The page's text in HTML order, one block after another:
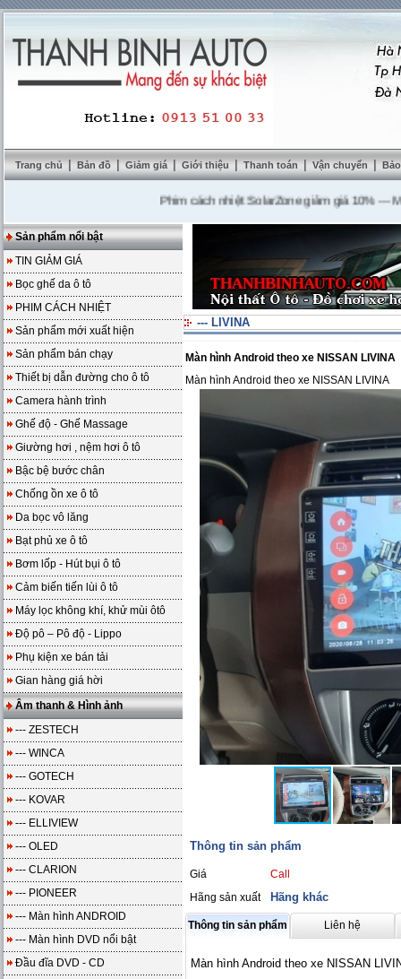
Trang chủ | Bản đồ | Giảm giá | Giới thiệu | Thanh toán | Vận chuyển |
Phim cách nhiệt SolarZone giảm giá 10%---Mua
Sản phẩm nổi bật
TIN GIẢM GIÁ
Bọc ghế da ô tô
PHIM CÁCH NHIỆT
Sản phẩm mới xuất hiện
Sản phẩm bán chạy
Thiết bị dẫn đường cho ô tô
Camera hành trình
Ghế độ - Ghế Massage
Giường hơi , nệm hơi ô tô
Bậc bệ bước chân
Chống ồn xe ô tô
Da bọc vô lăng
Bạt phủ xe ô tô
Bơm lốp - Hút bụi ô tô
Cảm biến tiến lùi ô tô
Máy lọc không khí, khử mùi ôtô
Độ pô – Pô độ - Lippo
Phụ kiện xe bán tải
Gian hàng giá hời
Âm thanh & Hình ảnh
--- ZESTECH
--- WINCA
--- GOTECH
--- KOVAR
--- ELLIVIEW
--- OLED
--- CLARION
--- PIONEER
--- Màn hình ANDROID
--- Màn hình DVD nổi bật
Đầu đĩa DVD - CD
--- LIVINA
Màn hình Android theo xe NISSAN LIVINA
Màn hình Android theo xe NISSAN LIVINA
Thông tin sản phẩm
Giá
Call
Hãng sản xuất
Hãng khác
Thông tin sản phẩm Liên hệ
Màn hình Android theo xe NISSAN